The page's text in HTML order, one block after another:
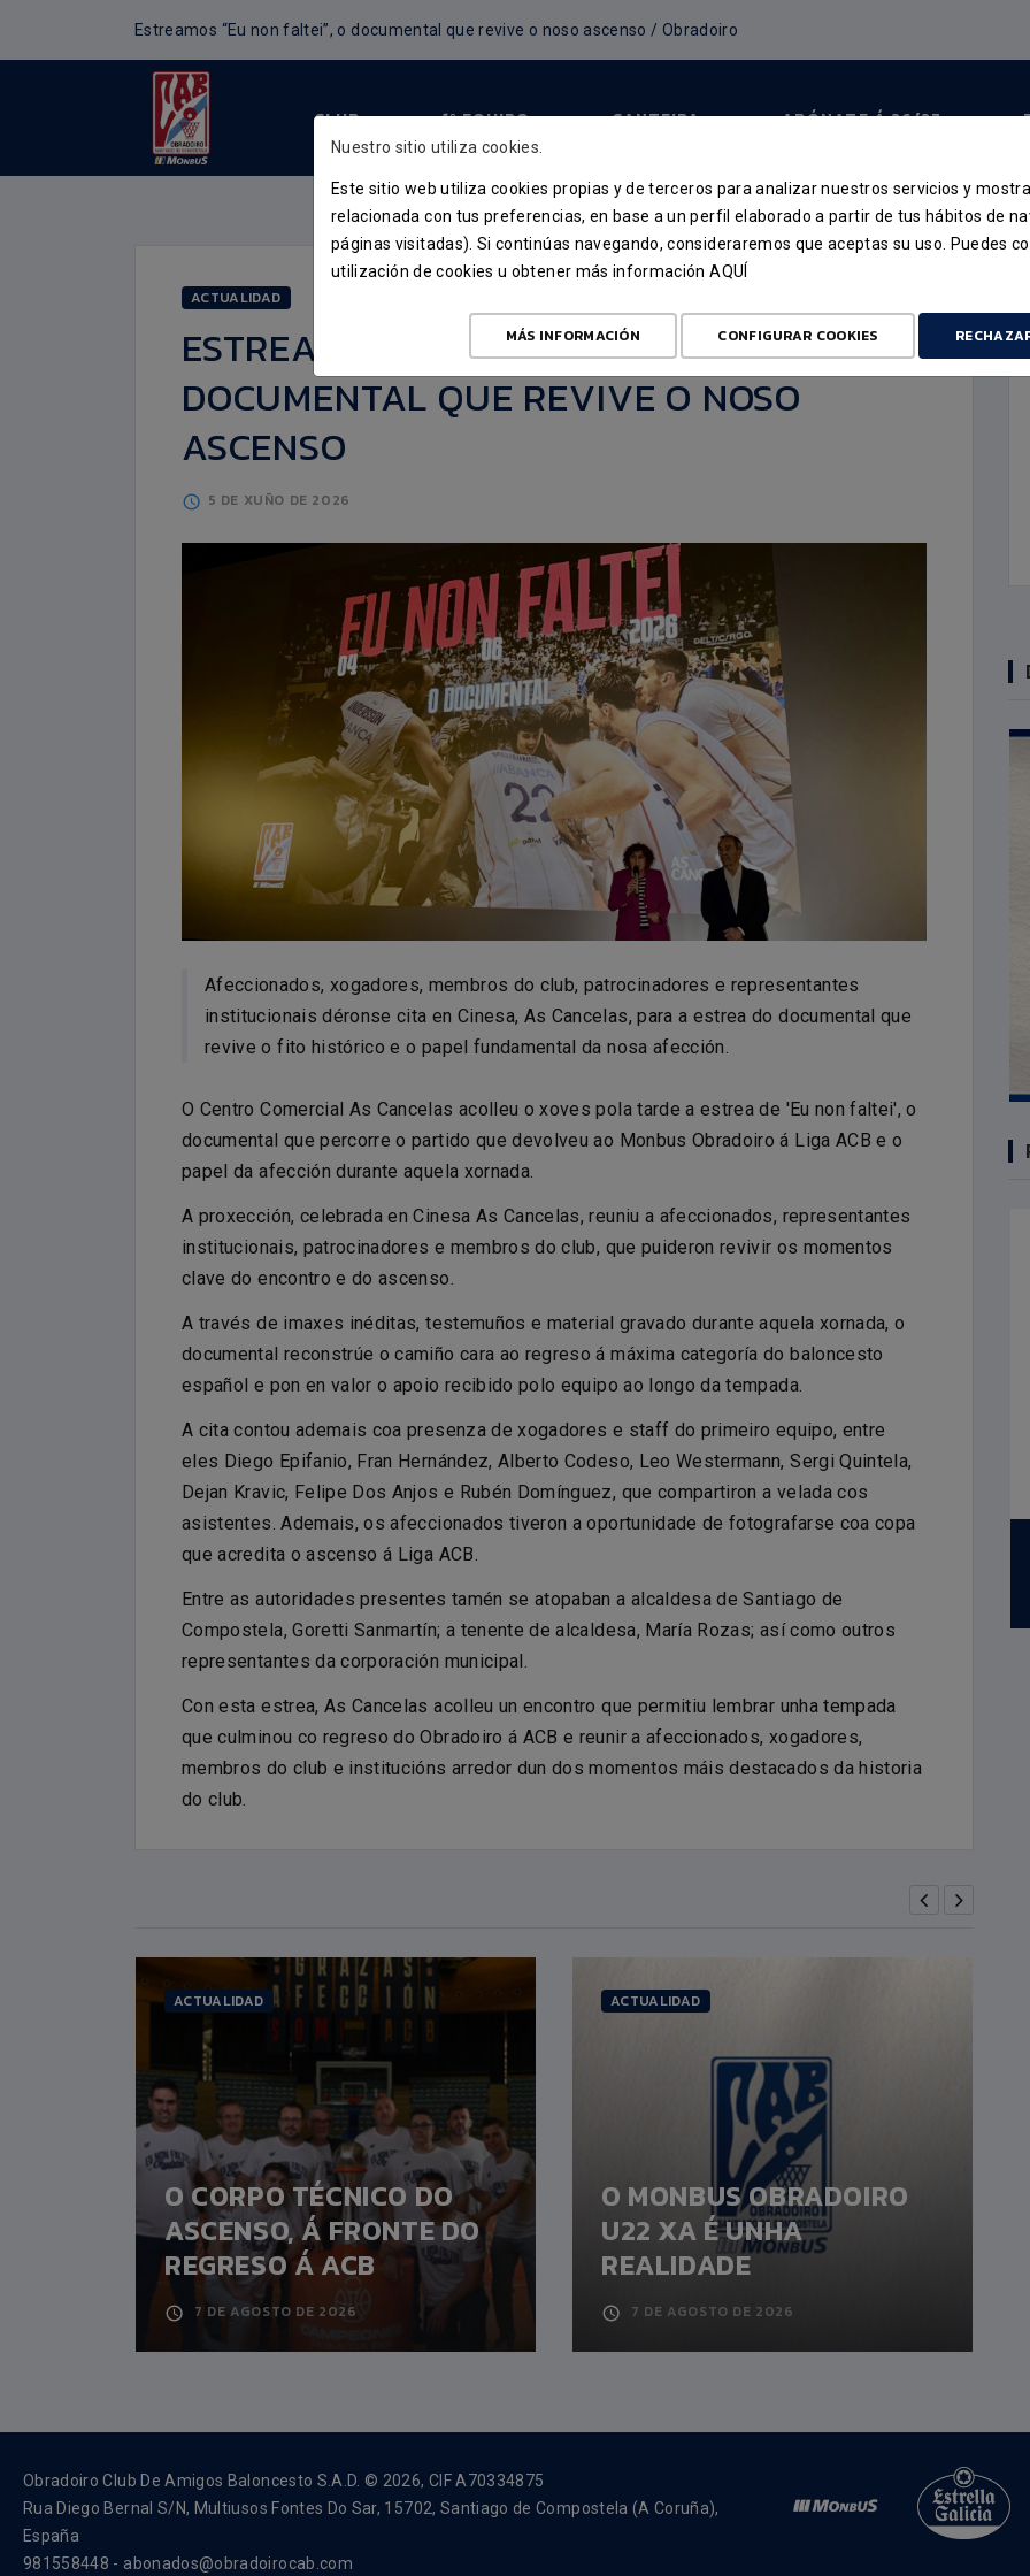
Estreamos “Eu non faltei”, o documental que revive o noso ascenso / Obradoiro
CLUB 1º EQUIPO CANTEIRA ABÓNATE Á 26/27
ACTUALIDAD
ESTREAMOS “EU NON FALTEI”, O
DOCUMENTAL QUE REVIVE O NOSO
ASCENSO
5 DE XUÑO DE 2026
Afeccionados, xogadores, membros do club, patrocinadores e representantes
institucionais déronse cita en Cinesa, As Cancelas, para a estrea do documental que
revive o fito histórico e o papel fundamental da nosa afección.
O Centro Comercial As Cancelas acolleu o xoves pola tarde a estrea de 'Eu non faltei', o
documental que percorre o partido que devolveu ao Monbus Obradoiro á Liga ACB e o
papel da afección durante aquela xornada.
A proxección, celebrada en Cinesa As Cancelas, reuniu a afeccionados, representantes
institucionais, patrocinadores e membros do club, que puideron revivir os momentos
clave do encontro e do ascenso.
A través de imaxes inéditas, testemuños e material gravado durante aquela xornada, o
documental reconstrúe o camiño cara ao regreso á máxima categoría do baloncesto
español e pon en valor o apoio recibido polo equipo ao longo da tempada.
A cita contou ademais coa presenza de xogadores e staff do primeiro equipo, entre
eles Diego Epifanio, Fran Hernández, Alberto Codeso, Leo Westermann, Sergi Quintela,
Dejan Kravic, Felipe Dos Anjos e Rubén Domínguez, que compartiron a velada cos
asistentes. Ademais, os afeccionados tiveron a oportunidade de fotografarse coa copa
que acredita o ascenso á Liga ACB.
Entre as autoridades presentes tamén se atopaban a alcaldesa de Santiago de
Compostela, Goretti Sanmartín; a tenente de alcaldesa, María Rozas; así como outros
representantes da corporación municipal.
Con esta estrea, As Cancelas acolleu un encontro que permitiu lembrar unha tempada
que culminou co regreso do Obradoiro á ACB e reunir a afeccionados, xogadores,
membros do club e institucións arredor dun dos momentos máis destacados da historia
do club.
ACTUALIDAD
O CORPO TÉCNICO DO
ASCENSO, Á FRONTE DO
REGRESO Á ACB
7 DE AGOSTO DE 2026
ACTUALIDAD
O MONBUS OBRADOIRO
U22 XA É UNHA
REALIDADE
7 DE AGOSTO DE 2026
DIEGO EPIFANIO
Data nacemento:25/05/1978
Data nacemento:
Obradoiro Club De Amigos Baloncesto S.A.D. © 2026, CIF A70334875
Rua Diego Bernal S/N, Multiusos Fontes Do Sar, 15702, Santiago de Compostela (A Coruña),
España
981558448 - abonados@obradoirocab.com
Nuestro sitio utiliza cookies.
Este sitio web utiliza cookies propias y de terceros para analizar nuestros servicios y
relacionada con tus preferencias, en base a un perfil elaborado a partir de tus hábitos de
páginas visitadas). Si continúas navegando, consideraremos que aceptas su uso. Puedes
utilización de cookies u obtener más informaciónAQUÍ
MÁS INFORMACIÓN CONFIGURAR COOKIES